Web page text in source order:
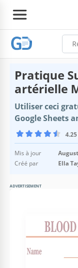
Pratique
artérielle
Utiliser ceci
Google Sheets
Mis à jour
Créé par
Ella
ADVERTISEMENT